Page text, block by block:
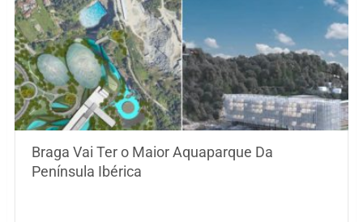
Braga Vai Ter o Maior Aquaparque Da
Península Ibérica